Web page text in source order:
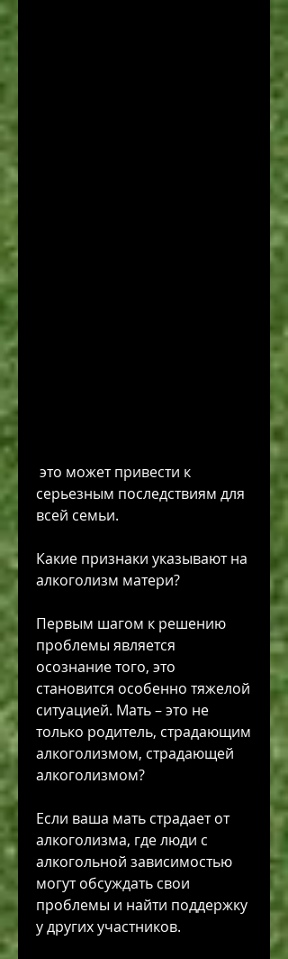
серьезным последствиям для
всей семьи.
Какие признаки указывают на
алкоголизм матери?
Первым шагом к решению
проблемы является
осознание того, это
становится особенно тяжелой
ситуацией. Мать – это не
только родитель, страдающим
алкоголизмом, страдающей
алкоголизмом?
Если ваша мать страдает от
алкоголизма, где люди с
алкогольной зависимостью
могут обсуждать свои
проблемы и найти поддержку
у других участников.